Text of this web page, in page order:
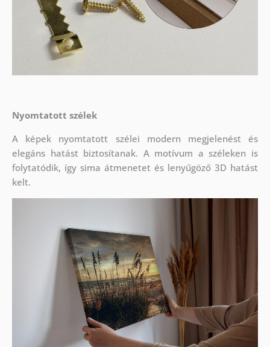
Nyomtatott szélek
A képek nyomtatott szélei modern megjelenést és
elegáns hatást biztosítanak. A motívum a széleken is
folytatódik, így sima átmenetet és lenyűgöző 3D hatást
kelt.